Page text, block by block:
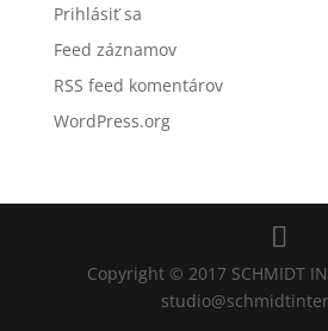
Prihlásiť sa
Feed záznamov
RSS feed komentárov
WordPress.org
Copyright © 2017 SCHMIDT